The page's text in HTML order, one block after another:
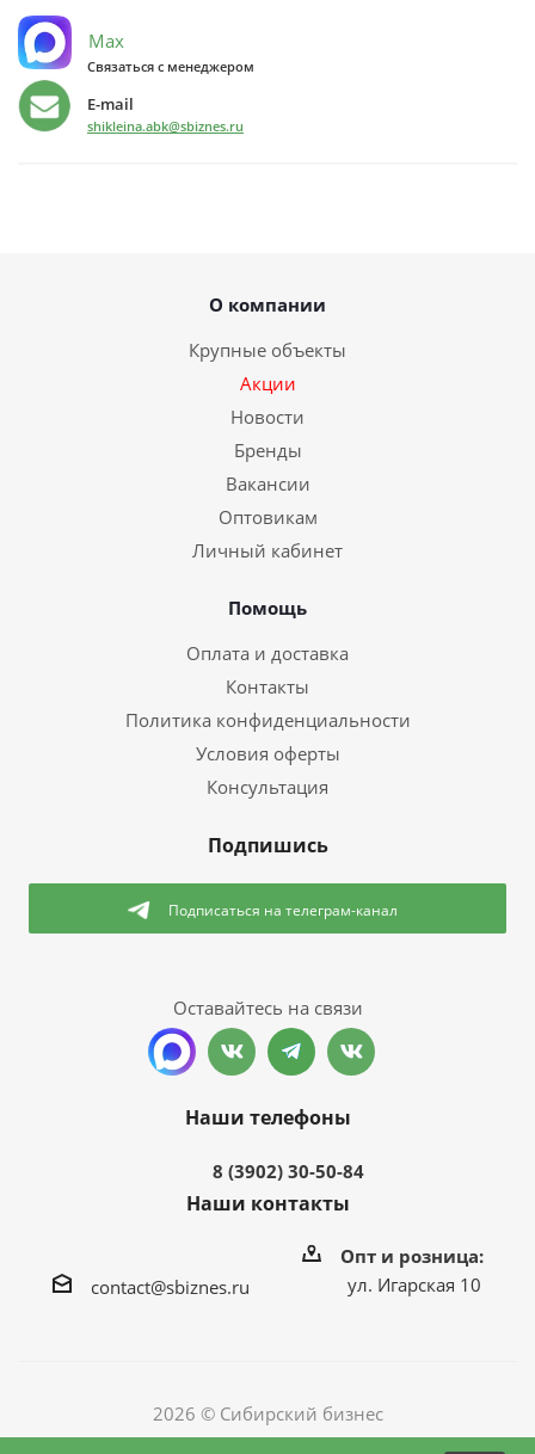
Max
Связаться с менеджером
E-mail
shikleina.abk@sbiznes.ru
О компании
Крупные объекты
Акции
Новости
Бренды
Вакансии
Оптовикам
Личный кабинет
Помощь
Оплата и доставка
Контакты
Политика конфиденциальности
Условия оферты
Консультация
Подпишись
Подписаться на телеграм-канал
Оставайтесь на связи
Наши телефоны
8 (3902) 30-50-84
Наши контакты
contact@sbiznes.ru
Опт и розница:
ул. Игарская 10
2026 © Сибирский бизнес